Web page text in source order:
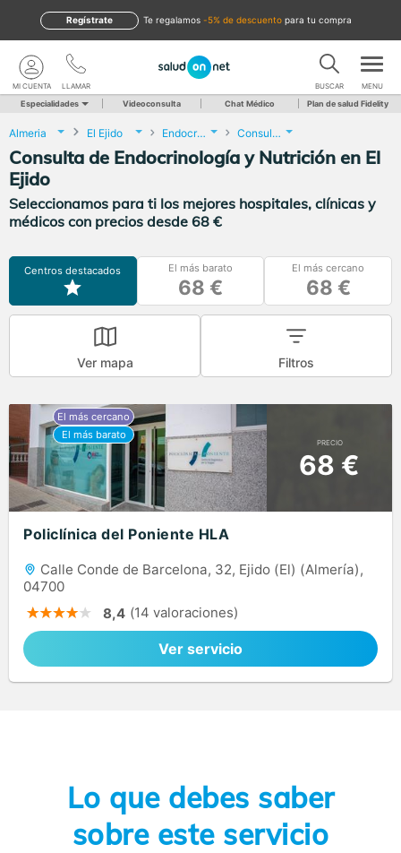
te regalamos -5% de descuento para tu compra
Regístrate
LLAMAR
MI CUENTA BUSCAR MENU
Especialidades Videoconsulta Chat Médico Plan de salud Fidelity
Almeria El Ejido Endocrinología y Nutrición Consulta de Endocrinología y Nutrición
Consulta de Endocrinología y Nutrición en El
Ejido
Seleccionamos para ti los mejores hospitales, clínicas y
médicos con precios desde 68 €
Centros destacados El más barato
68 €
El más cercano
68 €
Ver mapa Filtros
PRECIO
68 €
Policlínica del Poniente HLA
Calle Conde de Barcelona, 32, Ejido (El) (Almería),
04700
8,4 (14 valoraciones)
Ver servicio
Lo que debes saber
sobre este servicio